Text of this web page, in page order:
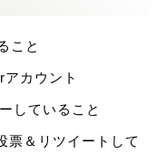
こと
カウント
していること
票＆リツイートして